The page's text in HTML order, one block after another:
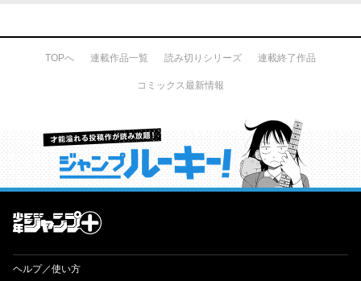
TOPへ 連載作品一覧 読み切りシリーズ 連載終了作品
コミックス最新情報
才能溢れる投稿作が読み放題！ ジャンプルーキー！
ヘルプ／使い方